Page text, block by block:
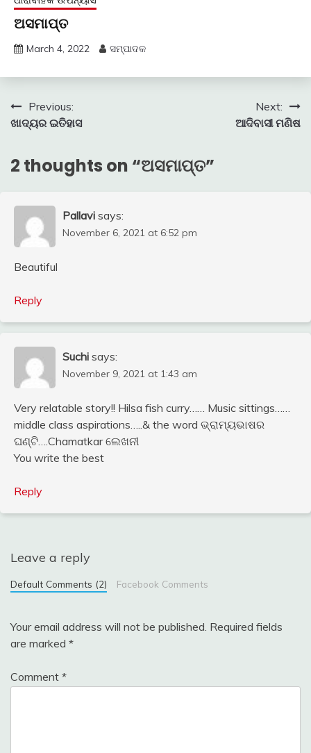
ଅସମାପ୍ତ
March 4, 2022 ସମ୍ପାଦକ
Post
navigation
Previous:
ଖାଦ୍ୟର ଇତିହାସ
Next:
ଆଦିବାସୀ ମଣିଷ
2 thoughts on “ଅସମାପ୍ତ”
Pallavi says:
November 6, 2021 at 6:52 pm
Beautiful
Reply
Suchi says:
November 9, 2021 at 1:43 am
Very relatable story!! Hilsa fish curry…… Music sittings……
middle class aspirations…..& the word ଭ୍ରାମ୍ୟଭାଷର
ଘଣ୍ଟି….Chamatkar ଲେଖନୀ
You write the best
Reply
Leave a reply
Default Comments (2) Facebook Comments
Your email address will not be published. Required fields
are marked *
Comment *